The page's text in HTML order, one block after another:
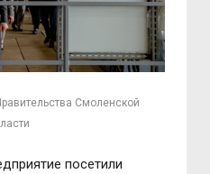
Смоленской
посетили